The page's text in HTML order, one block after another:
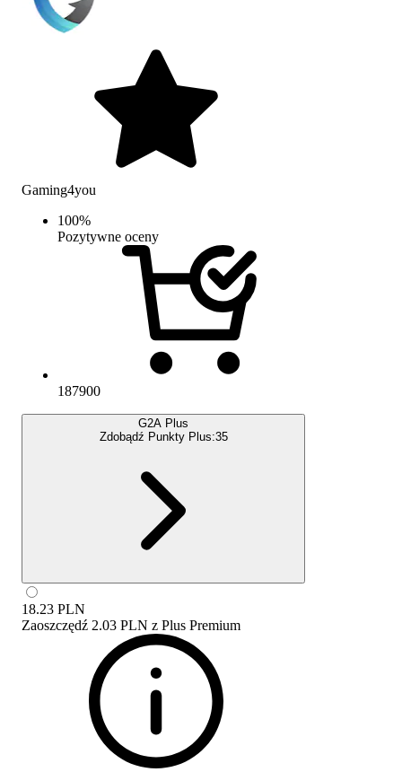
Gaming4you
100%
Pozytywne oceny
187900
G2A Plus
Zdobądź Punkty Plus:35
18.23 PLN
Zaoszczędź 2.03 PLN z Plus Premium